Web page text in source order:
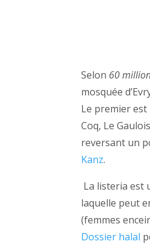
Selon 60
mosquée
Le premier est
Coq, Le
reversant un
Kanz.
La listeria est
laquelle peut
(femmes
Dossier halal